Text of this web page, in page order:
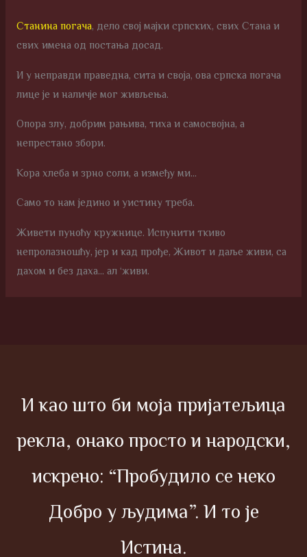
Станина погача, дело свој мајки српских, свих Стана и
свих имена од постања досад.
И у неправди праведна, сита и своја, ова српска погача
лице је и наличје мог живљења.
Опора злу, добрим рањива, тиха и самосвојна, а
непрестано збори.
Кора хлеба и зрно соли, а између ми…
Само то нам једино и уистину треба.
Живети пуноћу кружнице. Испунити ткиво
непролазношћу, јер и кад прође, Живот и даље живи, са
дахом и без даха… ал ‘живи.
И као што би моја пријатељица
рекла, онако просто и народски,
искрено: “Пробудило се неко
Добро у људима”. И то је
Истина.